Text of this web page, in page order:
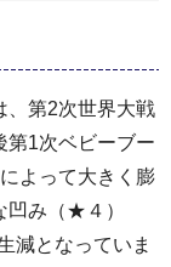
第2次世界大戦
1次ベビーブー
よって大きく膨
凹み（★４）
減となっていま